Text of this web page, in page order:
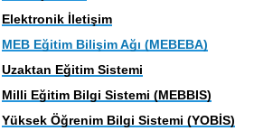
Elektronik İletişim
MEB Eğitim Bilişim Ağı (MEBEBA)
Uzaktan Eğitim Sistemi
Milli Eğitim Bilgi Sistemi (MEBBIS)
Yüksek Öğrenim Bilgi Sistemi (YOBİS)